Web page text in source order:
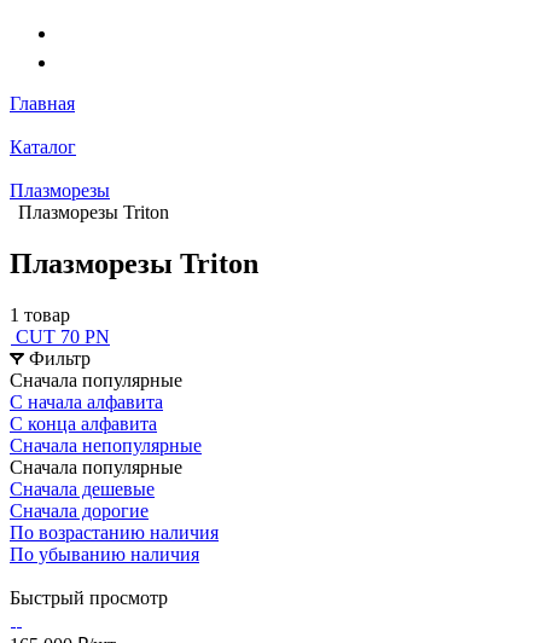
Главная
Каталог
Плазморезы
Плазморезы Triton
Плазморезы Triton
1 товар
CUT 70 PN
Фильтр
Сначала популярные
С начала алфавита
С конца алфавита
Сначала непопулярные
Сначала популярные
Сначала дешевые
Сначала дорогие
По возрастанию наличия
По убыванию наличия
Быстрый просмотр